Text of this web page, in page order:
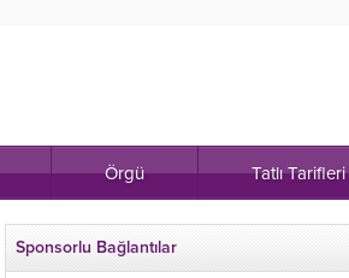
Örgü Tatlı Tarifleri
Sponsorlu Bağlantılar